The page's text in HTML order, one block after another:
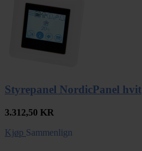
Styrepanel NordicPanel hvit
3.312,50 KR
Kjøp Sammenlign